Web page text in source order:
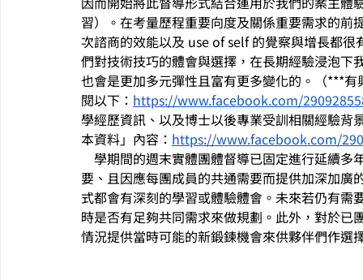
習）。在考量歷程重要向度及關係重要需求的
次諮商的效能以及 use of self 的覺察與增長都
們對技術技巧的體會與選擇，在長期經驗浸泡
也會是更加多元彈性且富有更多變化的。（***
閱以下： https://www.facebook.com/
學經歷資訊、以及博士以後專業受訓相關經驗
本資料」內容： https://www.facebook.com/
學期間的週末實體團體督導已固定進行延續多
要、且因應每團成員的共通需要而提供加深加廣
式都會有深刻的學習或體驗體會。未來若仍有
時是否有足夠共同需求來做規劃。此外，對於
情況提供當時可能的新鍛鍊機會來供夥伴們作選